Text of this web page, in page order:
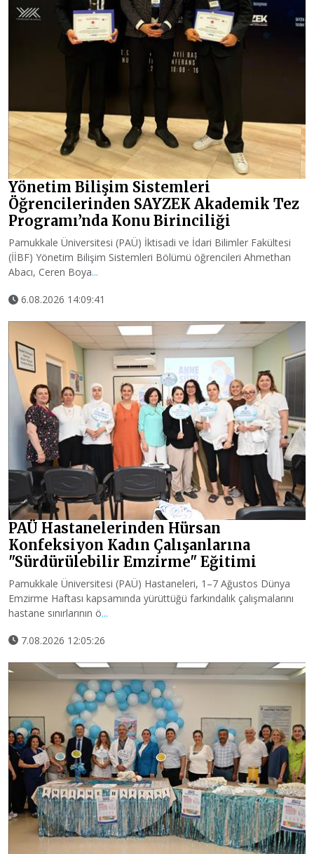
Yönetim Bilişim Sistemleri
Öğrencilerinden SAYZEK Akademik Tez
Programı’nda Konu Birinciliği
Pamukkale Üniversitesi (PAÜ) İktisadi ve İdari Bilimler Fakültesi
(İİBF) Yönetim Bilişim Sistemleri Bölümü öğrencileri Ahmethan
Abacı, Ceren Boya...
6.08.2026 14:09:41
PAÜ Hastanelerinden Hürsan
Konfeksiyon Kadın Çalışanlarına
"Sürdürülebilir Emzirme" Eğitimi
Pamukkale Üniversitesi (PAÜ) Hastaneleri, 1–7 Ağustos Dünya
Emzirme Haftası kapsamında yürüttüğü farkındalık çalışmalarını
hastane sınırlarının ö...
7.08.2026 12:05:26